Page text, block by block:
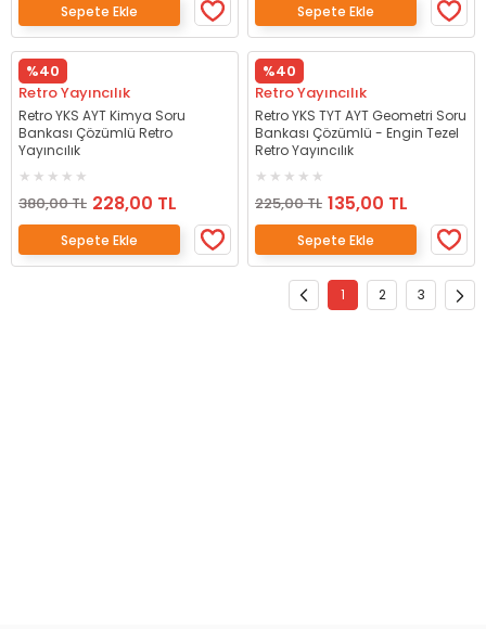
Sepete Ekle Sepete Ekle
%40
Retro Yayıncılık
Retro YKS AYT Kimya Soru
Bankası Çözümlü Retro
Yayıncılık
380,00 TL 228,00 TL
Sepete Ekle
%40
Retro Yayıncılık
Retro YKS TYT AYT Geometri Soru
Bankası Çözümlü - Engin Tezel
Retro Yayıncılık
225,00 TL 135,00 TL
Sepete Ekle
1 2 3